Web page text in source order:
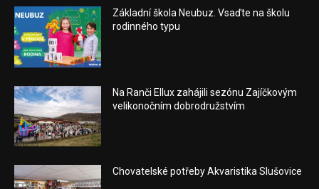
Základní škola Neubuz. Vsaďte na školu
rodinného typu
Na Ranči Ellux zahájili sezónu Zajíčkovým
velikonočním dobrodružstvím
Chovatelské potřeby Akvaristika Slušovice